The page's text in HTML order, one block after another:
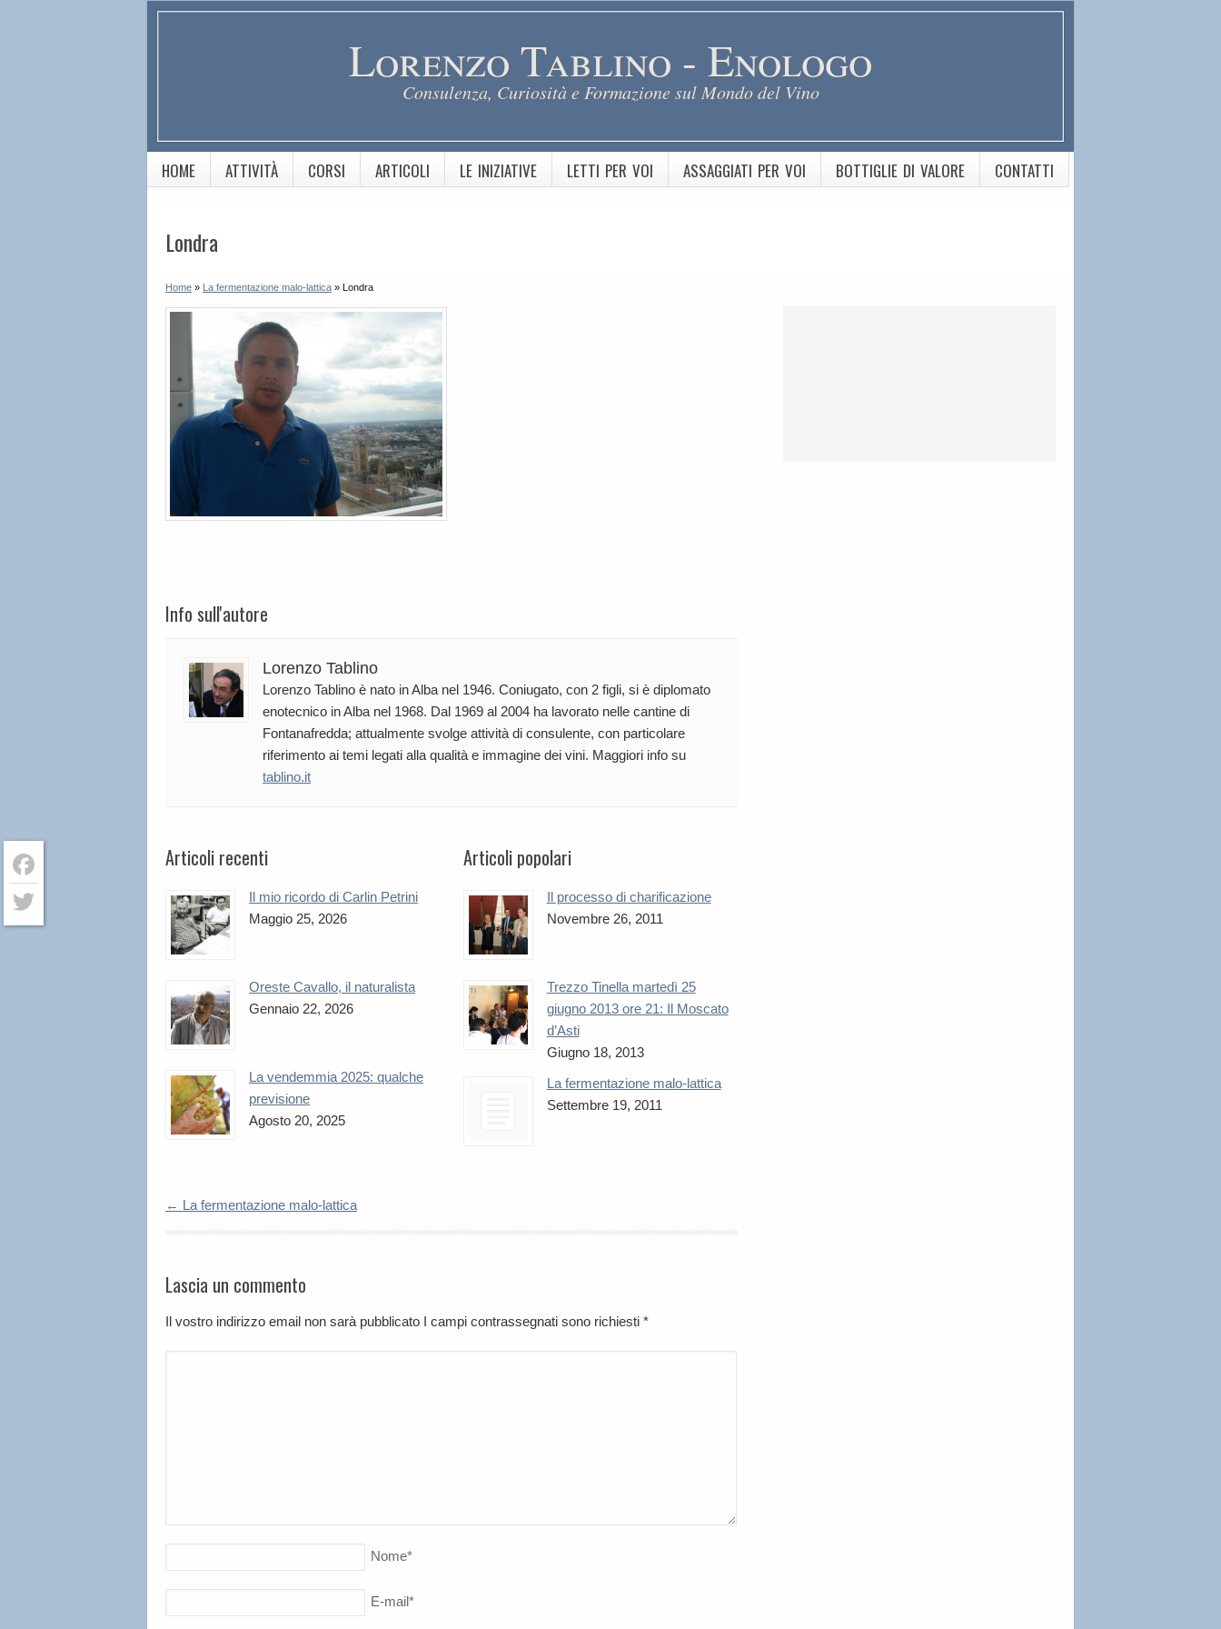
Lorenzo Tablino - Enologo
Consulenza, Curiosità e Formazione sul Mondo del Vino
HOME ATTIVITÀ CORSI ARTICOLI LE INIZIATIVE LETTI PER VOI ASSAGGIATI PER VOI BOTTIGLIE DI VALORE CONTATTI
Londra
Home » La fermentazione malo-lattica » Londra
Info sull'autore
Lorenzo Tablino
Lorenzo Tablino è nato in Alba nel 1946. Coniugato, con 2 figli, si è diplomato
enotecnico in Alba nel 1968. Dal 1969 al 2004 ha lavorato nelle cantine di
Fontanafredda; attualmente svolge attività di consulente, con particolare
riferimento ai temi legati alla qualità e immagine dei vini. Maggiori info su
tablino.it
Articoli recenti
Il mio ricordo di Carlin Petrini
Maggio 25, 2026
Oreste Cavallo, il naturalista
Gennaio 22, 2026
La vendemmia 2025: qualche
previsione
Agosto 20, 2025
Articoli popolari
Il processo di charificazione
Novembre 26, 2011
Trezzo Tinella martedì 25
giugno 2013 ore 21: Il Moscato
d’Asti
Giugno 18, 2013
La fermentazione malo-lattica
Settembre 19, 2011
← La fermentazione malo-lattica
Lascia un commento
Il vostro indirizzo email non sarà pubblicato I campi contrassegnati sono richiesti *
Nome*
E-mail*
Facebook
Twitter